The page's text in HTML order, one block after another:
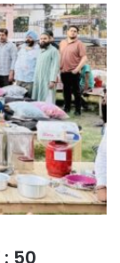
50